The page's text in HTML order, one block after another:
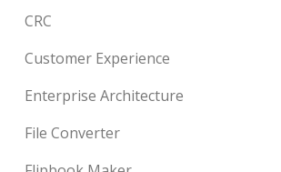
CRC
Customer Experience
Enterprise Architecture
File Converter